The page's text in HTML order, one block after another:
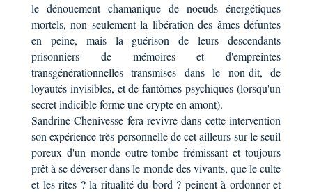
le dénouement chamanique de noeuds énergétiques
mortels, non seulement la libération des âmes défuntes
en peine, mais la guérison de leurs descendants
prisonniers de mémoires et d'empreintes
transgénérationnelles transmises dans le non-dit, de
loyautés invisibles, et de fantômes psychiques (lorsqu'un
secret indicible forme une crypte en amont).
Sandrine Chenivesse fera revivre dans cette intervention
son expérience très personnelle de cet ailleurs sur le seuil
poreux d'un monde outre-tombe frémissant et toujours
prêt à se déverser dans le monde des vivants, que le culte
et les rites ? la ritualité du bord ? peinent à ordonner et